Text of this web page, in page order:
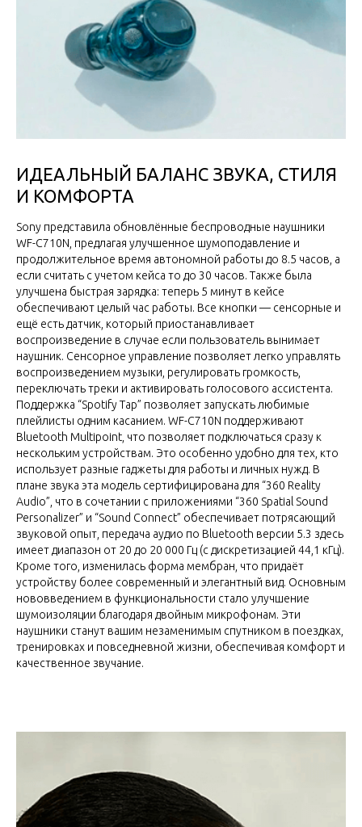
ИДЕАЛЬНЫЙ БАЛАНС ЗВУКА, СТИЛЯ
И КОМФОРТА
Sony представила обновлённые беспроводные наушники
WF-C710N, предлагая улучшенное шумоподавление и
продолжительное время автономной работы до 8.5 часов, а
если считать с учетом кейса то до 30 часов. Также была
улучшена быстрая зарядка: теперь 5 минут в кейсе
обеспечивают целый час работы. Все кнопки — сенсорные и
ещё есть датчик, который приостанавливает
воспроизведение в случае если пользователь вынимает
наушник. Сенсорное управление позволяет легко управлять
воспроизведением музыки, регулировать громкость,
переключать треки и активировать голосового ассистента.
Поддержка “Spotify Tap” позволяет запускать любимые
плейлисты одним касанием. WF-C710N поддерживают
Bluetooth Multipoint, что позволяет подключаться сразу к
нескольким устройствам. Это особенно удобно для тех, кто
использует разные гаджеты для работы и личных нужд. В
плане звука эта модель сертифицирована для “360 Reality
Audio”, что в сочетании с приложениями “360 Spatial Sound
Personalizer” и “Sound Connect” обеспечивает потрясающий
звуковой опыт, передача аудио по Bluetooth версии 5.3 здесь
имеет диапазон от 20 до 20 000 Гц (с дискретизацией 44,1 кГц).
Кроме того, изменилась форма мембран, что придаёт
устройству более современный и элегантный вид. Основным
нововведением в функциональности стало улучшение
шумоизоляции благодаря двойным микрофонам. Эти
наушники станут вашим незаменимым спутником в поездках,
тренировках и повседневной жизни, обеспечивая комфорт и
качественное звучание.